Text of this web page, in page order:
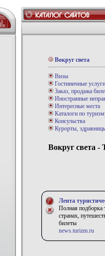
Вокруг света
Визы
Гостиничные услуги
Заказ, продажа
Иностранные
Интересные места
Каталоги по
Консульства
Курорты,
Вокруг света -
Лента
Полная подборка
странах,
билеты
news.turizm.ru